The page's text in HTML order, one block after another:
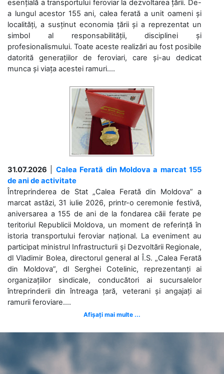
esențială a transportului feroviar la dezvoltarea țării. De-
a lungul acestor 155 ani, calea ferată a unit oameni și
localități, a susținut economia țării și a reprezentat un
simbol al responsabilității, disciplinei și
profesionalismului. Toate aceste realizări au fost posibile
datorită generațiilor de feroviari, care și-au dedicat
munca și viața acestei ramuri....
31.07.2026
Calea Ferată din Moldova a marcat 155
de ani de activitate
Întreprinderea de Stat „Calea Ferată din Moldova” a
marcat astăzi, 31 iulie 2026, printr-o ceremonie festivă,
aniversarea a 155 de ani de la fondarea căii ferate pe
teritoriul Republicii Moldova, un moment de referință în
istoria transportului feroviar național. La eveniment au
participat ministrul Infrastructurii și Dezvoltării Regionale,
dl Vladimir Bolea, directorul general al Î.S. „Calea Ferată
din Moldova”, dl Serghei Cotelinic, reprezentanți ai
organizațiilor sindicale, conducători ai sucursalelor
întreprinderii din întreaga țară, veterani și angajați ai
ramurii feroviare....
Afișați mai multe ...